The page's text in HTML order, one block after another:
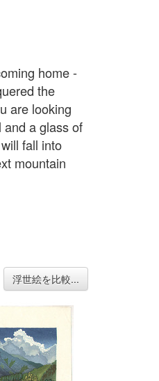
home -
the
are looking
a glass of
fall into
mountain
浮世絵を比較...